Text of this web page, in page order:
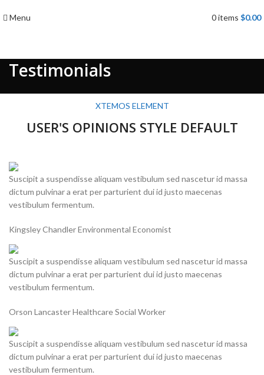
Menu 0items $0.00
Testimonials
XTEMOS ELEMENT
USER'S OPINIONS STYLE DEFAULT
Suscipit a suspendisse aliquam vestibulum sed nascetur id massa
dictum pulvinar a erat per parturient dui id justo maecenas
vestibulum fermentum.
Kingsley ChandlerEnvironmental Economist
Suscipit a suspendisse aliquam vestibulum sed nascetur id massa
dictum pulvinar a erat per parturient dui id justo maecenas
vestibulum fermentum.
Orson LancasterHealthcare Social Worker
Suscipit a suspendisse aliquam vestibulum sed nascetur id massa
dictum pulvinar a erat per parturient dui id justo maecenas
vestibulum fermentum.